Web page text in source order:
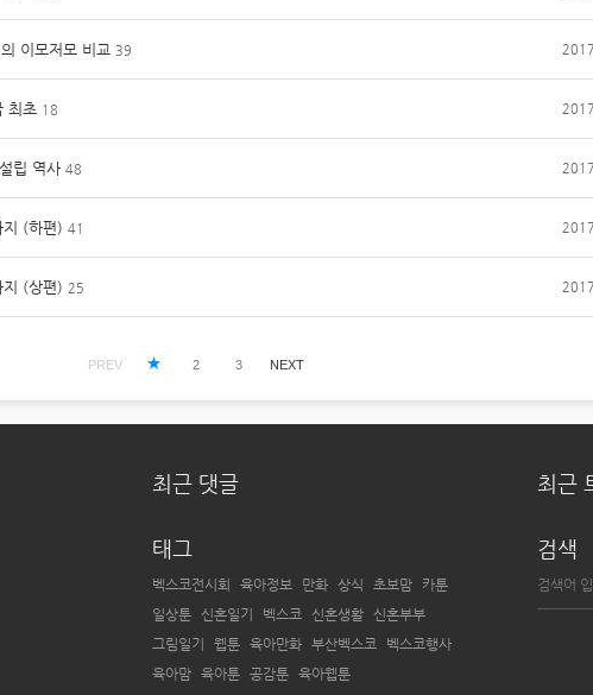
이모저모 비교 39
최초 18
립 역사 48
(하편) 41
(상편) 25
PREV 1 2 3 NEXT
최근 댓글 최근
태그
벡스코전시회 육아정보 만화 상식 초보맘
카툰
일상툰 신혼일기 벡스코 신혼생활 신혼부부
그림일기
웹툰 육아만화 부산벡스코
벡스코행사
육아맘 육아툰 공감툰 육아웹툰
검색